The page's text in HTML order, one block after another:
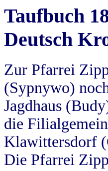
Taufbuch
Deutsch
Zur Pfarrei
(Sypnywo)
Jagdhaus
die
Klawittersdorf
Die Pfarrei